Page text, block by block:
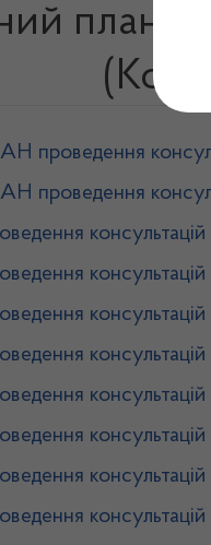
план